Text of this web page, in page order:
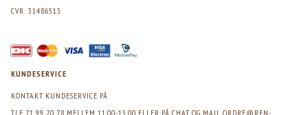
CVR: 31486513
KUNDESERVICE
KONTAKT KUNDESERVICE PÅ
TLF 71 99 70 78 MELLEM 11.00-13.00 ELLER PÅ CHAT OG MAIL ORDRE@REN-